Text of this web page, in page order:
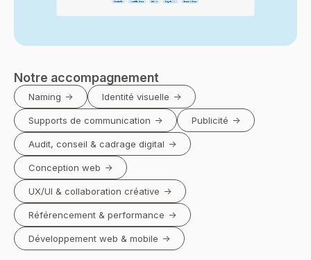
Notre accompagnement
Naming Identité visuelle
Supports de communication Publicité
Audit, conseil & cadrage digital
Conception web
UX/UI & collaboration créative
Référencement & performance
Développement web & mobile